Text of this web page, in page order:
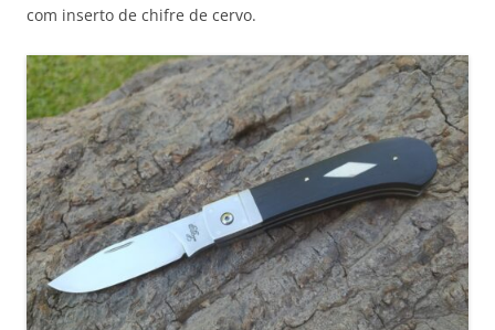
com inserto de chifre de cervo.